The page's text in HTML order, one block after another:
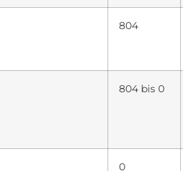
804
804 bis 0
0